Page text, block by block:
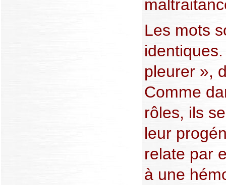
Les mots
pleurer »,
Comme
rôles, ils
leur
relate par
à une